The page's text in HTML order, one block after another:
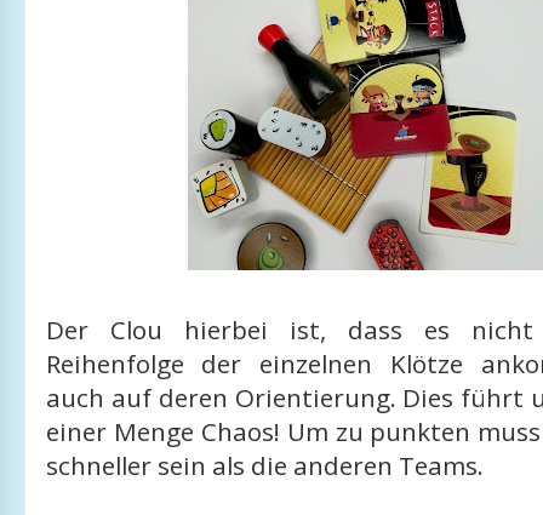
Der Clou hierbei ist, dass es
Reihenfolge der einzelnen Klötze
auch auf deren Orientierung. Dies führt
einer Menge Chaos! Um zu punkten
schneller sein als die anderen Teams.